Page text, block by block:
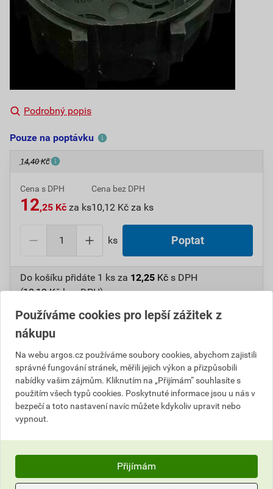
Podrobný popis
Pouze na poptávku
14,40 Kč
Cena s DPH
12,25 Kč za ks
Cena bez DPH
10,12 Kč za ks
ks Poptat
Do košíku přidáte 1 ks za 12,25 Kč s DPH
(10,12Kčbez DPH).
Číslo položky:1000107431
Katalogový kód: 7T5VM
Výrobky značky:
Popis
SEZ 6400-50 Krabice přístrojová, podomítková
Aktuální prodejní cena po slevě 15% z ceníkové ceny
Používáme cookies pro lepší zážitek z
nákupu
Na webu argos.cz používáme soubory cookies, abychom zajistili
správné fungování stránek, měřili jejich výkon a přizpůsobili
nabídky vašim zájmům. Kliknutím na „Přijímám“ souhlasíte s
použitím všech typů cookies. Poskytnuté informace jsou u nás v
bezpečí a toto nastavení navíc můžete kdykoliv upravit nebo
vypnout.
Přijímám